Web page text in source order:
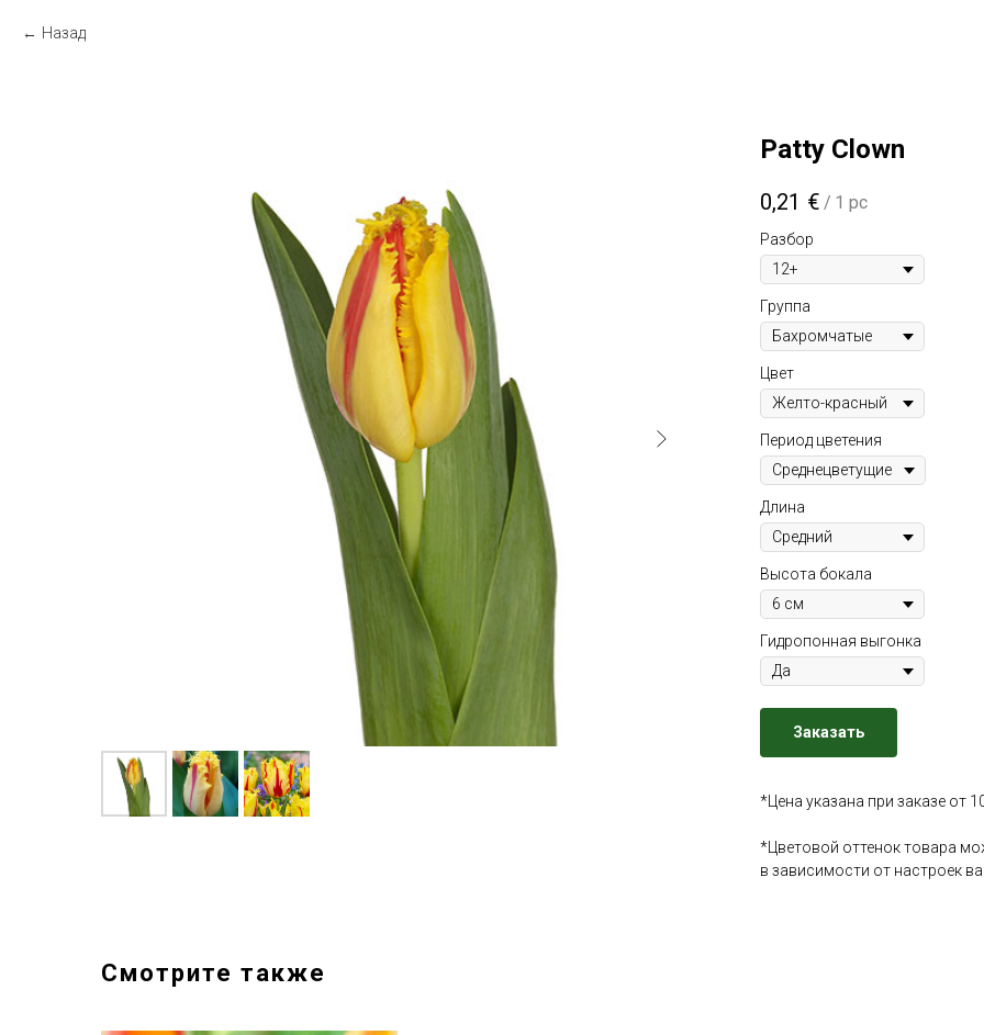
Назад
Patty Clown
0,21 € / 1 pc
Разбор
Группа
Цвет
Период цветения
Длина
Высота бокала
Гидропонная выгонка
Заказать
*Цена указана при заказе от
*Цветовой оттенок товара
в зависимости от настроек
Смотрите также